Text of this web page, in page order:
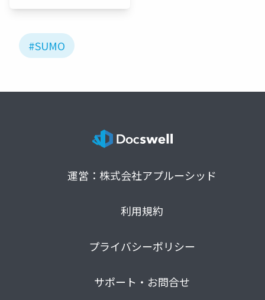
#SUMO
運営：株式会社アプルーシッド
利用規約
プライバシーポリシー
サポート・お問合せ